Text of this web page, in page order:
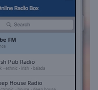
FM
Pub Radio
ethnic irish balada
House Radio